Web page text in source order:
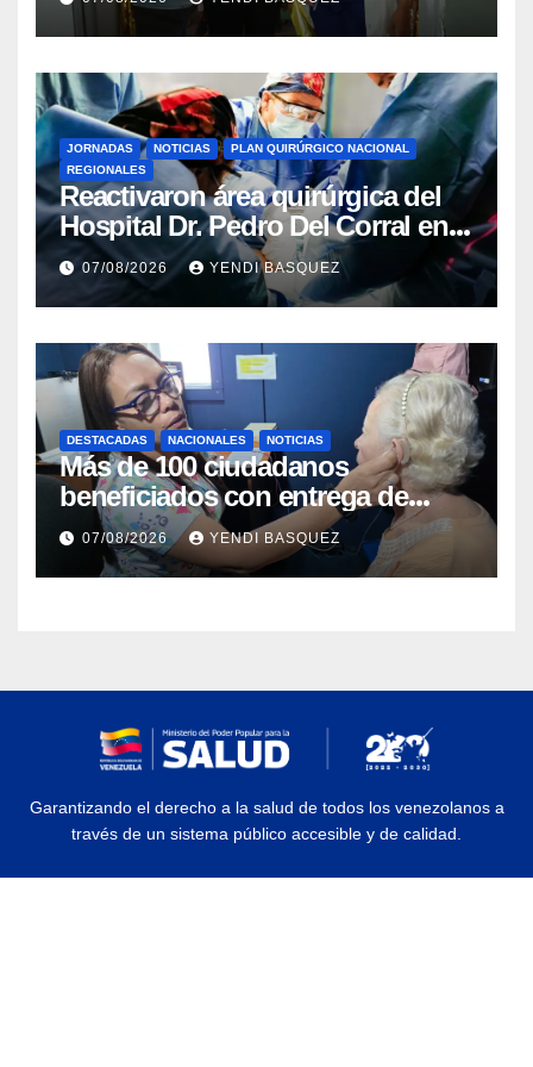
Rincón
JORNADAS NOTICIAS
PLAN QUIRÚRGICO NACIONAL
REGIONALES
Reactivaron área quirúrgica del
Hospital Dr. Pedro Del Corral en
Guárico
07/08/2026 YENDI BASQUEZ
DESTACADAS NACIONALES NOTICIAS
Más de 100 ciudadanos
beneficiados con entrega de
prótesis auditivas en el Centro de
Rehabilitación J.J. Arvelo
07/08/2026 YENDI BASQUEZ
Garantizando el derecho a la salud de todos los venezolanos a
través de un sistema público accesible y de calidad.